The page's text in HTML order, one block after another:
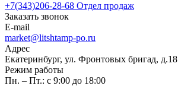
+7(343)206-28-68 Отдел продаж
Заказать звонок
E-mail
market@litshtamp-po.ru
Адрес
Екатеринбург, ул. Фронтовых бригад, д.18
Режим работы
Пн. – Пт.: с 9:00 до 18:00